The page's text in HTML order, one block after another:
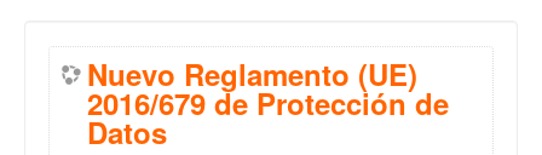
Nuevo Reglamento (UE)
2016/679 de Protección de
Datos